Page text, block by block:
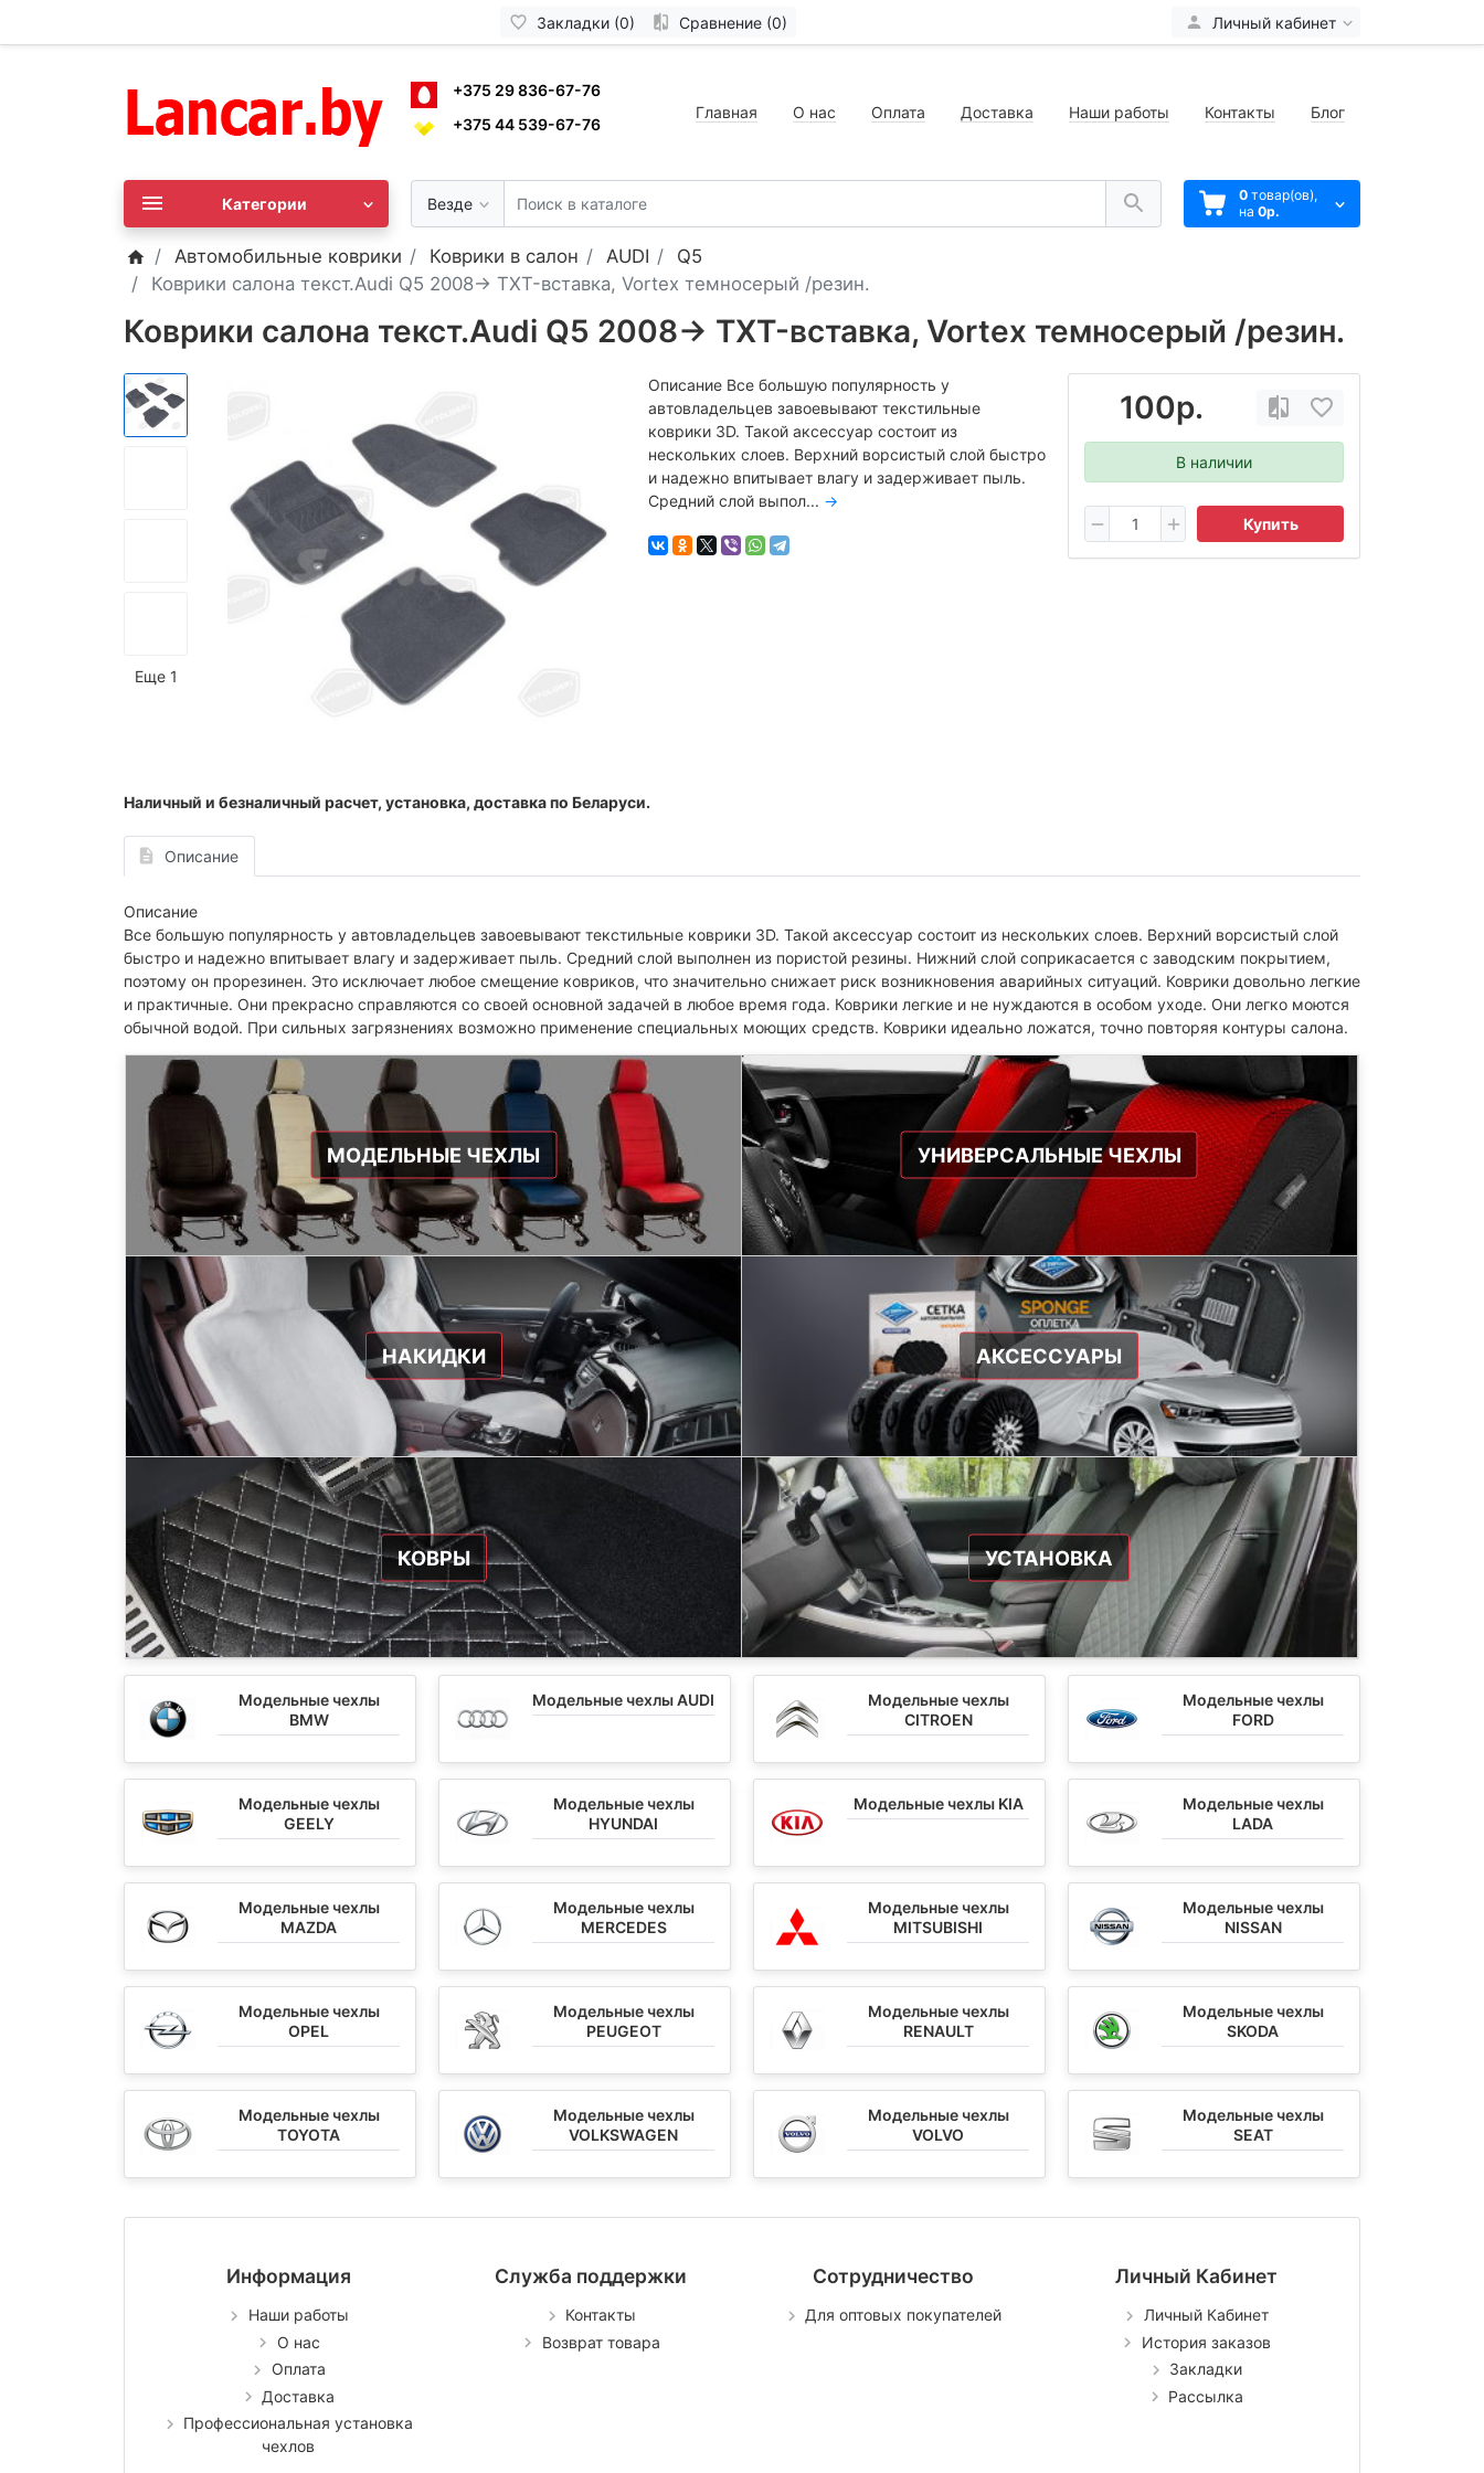
Закладки (0) Сравнение (0) Личный кабинет
+375 29 836-67-76
+375 44 539-67-76
Главная О нас Оплата Доставка Наши работы Контакты Блог
Везде 0 товар(ов),
на 0р.
Категории
Автомобильные коврики Коврики в салон AUDI
Q5
Коврики салона текст.Audi Q5 2008-> TXT-вставка, Vortex темносерый /резин.
Коврики салона текст.Audi Q5 2008-> TXT-вставка, Vortex темносерый /резин.
Еще 1
100р.
В наличии
Купить
Описание Все большую популярность у
автовладельцев завоевывают текстильные
коврики 3D. Такой аксессуар состоит из
нескольких слоев. Верхний ворсистый слой быстро
и надежно впитывает влагу и задерживает пыль.
Средний слой выпол... →
Наличный и безналичный расчет, установка, доставка по Беларуси.
Описание
Описание
Все большую популярность у автовладельцев завоевывают текстильные коврики 3D. Такой аксессуар состоит из нескольких слоев. Верхний ворсистый слой
быстро и надежно впитывает влагу и задерживает пыль. Средний слой выполнен из пористой резины. Нижний слой соприкасается с заводским покрытием,
поэтому он прорезинен. Это исключает любое смещение ковриков, что значительно снижает риск возникновения аварийных ситуаций. Коврики довольно легкие
и практичные. Они прекрасно справляются со своей основной задачей в любое время года. Коврики легкие и не нуждаются в особом уходе. Они легко моются
обычной водой. При сильных загрязнениях возможно применение специальных моющих средств. Коврики идеально ложатся, точно повторяя контуры салона.
МОДЕЛЬНЫЕ ЧЕХЛЫ УНИВЕРСАЛЬНЫЕ ЧЕХЛЫ
НАКИДКИ АКСЕССУАРЫ
КОВРЫ УСТАНОВКА
Модельные чехлы
BMW
Модельные чехлы AUDI
Модельные чехлы
CITROEN
Модельные чехлы
FORD
Модельные чехлы
GEELY
Модельные чехлы
HYUNDAI
Модельные чехлы KIA
Модельные чехлы
LADA
Модельные чехлы
MAZDA
Модельные чехлы
MERCEDES
Модельные чехлы
MITSUBISHI
Модельные чехлы
NISSAN
Модельные чехлы
OPEL
Модельные чехлы
PEUGEOT
Модельные чехлы
RENAULT
Модельные чехлы
SKODA
Модельные чехлы
TOYOTA
Модельные чехлы
VOLKSWAGEN
Модельные чехлы
VOLVO
Модельные чехлы
SEAT
Информация
Наши работы
О нас
Оплата
Доставка
Профессиональная установка
чехлов
Служба поддержки
Контакты
Возврат товара
Сотрудничество
Для оптовых покупателей
Личный Кабинет
Личный Кабинет
История заказов
Закладки
Рассылка